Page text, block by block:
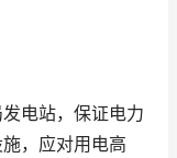
电站，保证电力
，应对用电高